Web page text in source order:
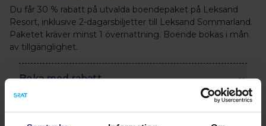
Du får 30 % rabatt på utvalda boendepaket på Leksand
Resort, inklusive 2-dagarsbiljetter till Leksand Sommarland.
Paketet kräver minst 1 övernattning. Boende bokas i mån
av tillgänglighet.
Boka med rabatt